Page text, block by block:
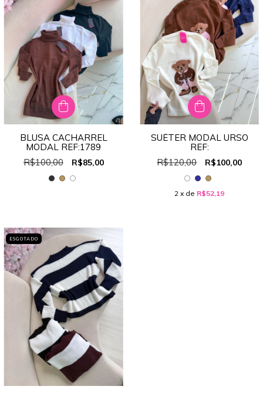
BLUSA CACHARREL
MODAL REF:1789
R$100,00
R$85,00
SUÉTER MODAL URSO
REF:
R$120,00
R$100,00
2 x de R$52,19
ESGOTADO